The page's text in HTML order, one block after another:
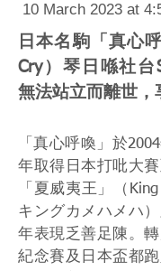
10 March 2023 at
日本名駒「真心
Cry）琴日喺社台
無法站立而離世，
「真心呼喚」於
年取得日本打吡大
「夏威夷王」（King
キングカメハメハ
年表現乏善足陳。
紀念賽及日本盃都